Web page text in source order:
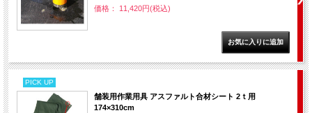
価格： 11,420円(税込)
PICK UP
舗装用作業用具 アスファルト合材シート 2ｔ用
174×310cm